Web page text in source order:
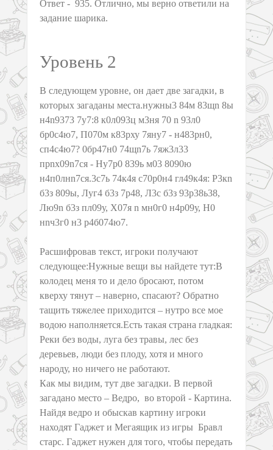
Ответ - 935. Отлично, мы верно ответили на
задание шарика.
Уровень 2
В следующем уровне, он дает две загадки, в
которых загаданы места.нужны3 84м 83щn 8ы
н4n9373 7у7:8 к0л093ц м3ня 70 n 93л0
бр0с4ю7, П070м к83рху 7яну7 - н483рн0,
сп4с4ю7? 0бр47н0 74щn7ь 7яж3л33
прnх09n7ся - Ну7р0 839ь м03 8090ю
н4п0лнn7ся.3с7ь 74к4я с70р0н4 гл49к4я: Р3кn
б3з 809ы, Луг4 б3з 7р48, Л3с б3з 93р38ь38,
Лю9n б3з пл09у, Х07я n мн0г0 н4р09у, Н0
нnч3г0 н3 р4б074ю7.
Расшифровав текст, игроки получают
следующее:Нужные вещи вы найдете тут:В
колодец меня то и дело бросают, потом
кверху тянут – наверно, спасают? Обратно
тащить тяжелее приходится – нутро все мое
водою наполняется.Есть такая страна гладкая:
Реки без воды, луга без травы, лес без
деревьев, люди без плоду, хотя и много
народу, но ничего не работают.
Как мы видим, тут две загадки. В первой
загадано место – Ведро, во второй - Картина.
Найдя ведро и обыскав картину игроки
находят Гаджет и Мегаящик из игры Бравл
старс. Гаджет нужен для того, чтобы передать